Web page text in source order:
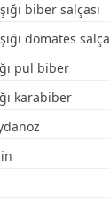
biber salçası
domates
pul biber
karabiber